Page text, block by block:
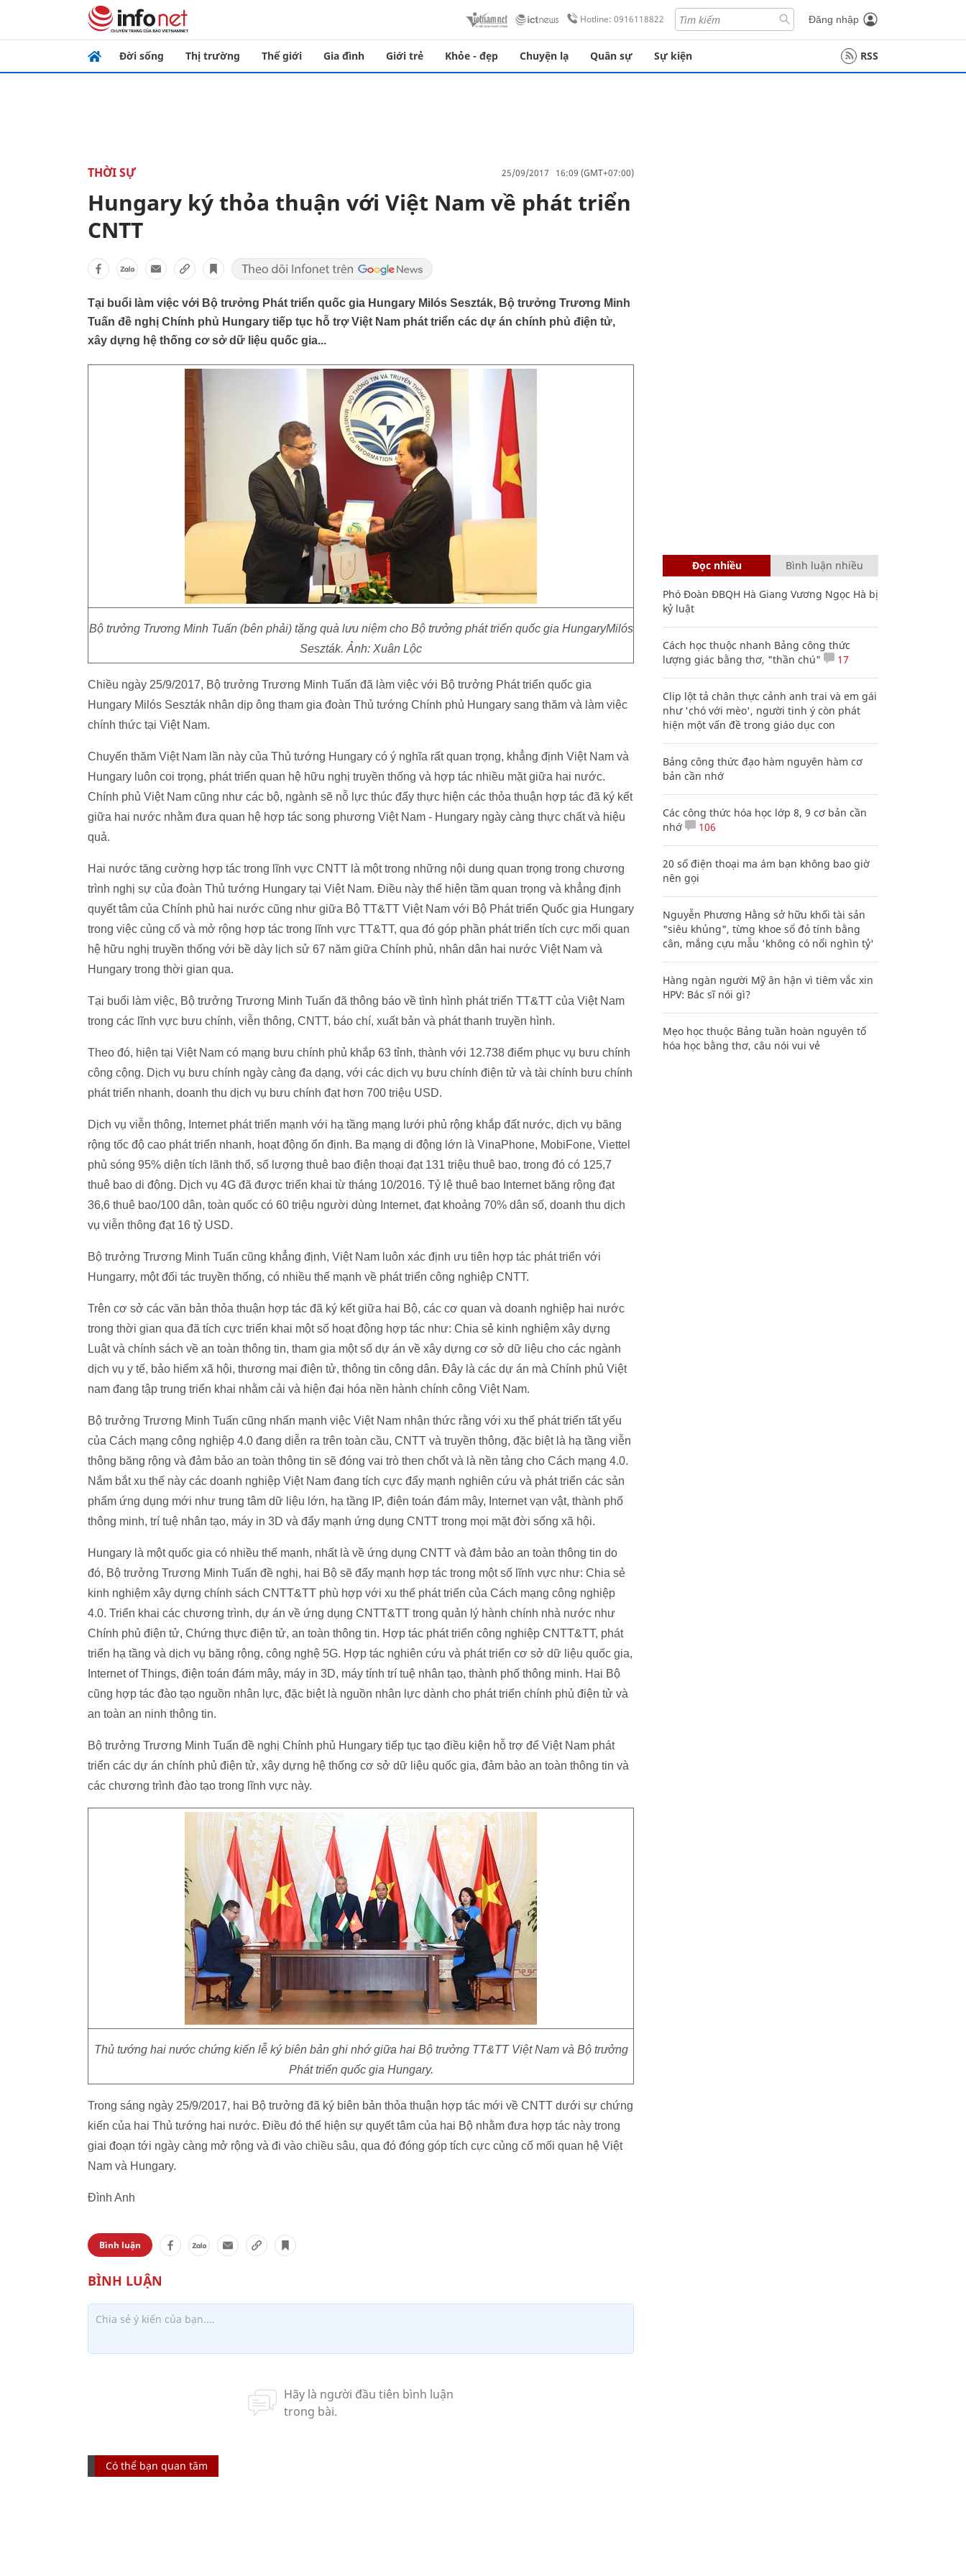
Hotline: 0916118822 Đăng nhập
Đời sống Thị trường Thế giới Gia đình Giới trẻ Khỏe - đẹp Chuyện lạ Quân sự Sự kiện RSS
THỜI SỰ 25/09/2017 16:09 (GMT+07:00)
Hungary ký thỏa thuận với Việt Nam về phát triển
CNTT
Tại buổi làm việc với Bộ trưởng Phát triển quốc gia Hungary Milós Seszták, Bộ trưởng Trương Minh
Tuấn đề nghị Chính phủ Hungary tiếp tục hỗ trợ Việt Nam phát triển các dự án chính phủ điện tử,
xây dựng hệ thống cơ sở dữ liệu quốc gia...
Bộ trưởng Trương Minh Tuấn (bên phải) tặng quà lưu niệm cho Bộ trưởng phát triển quốc gia HungaryMilós
Seszták. Ảnh: Xuân Lộc
Chiều ngày 25/9/2017, Bộ trưởng Trương Minh Tuấn đã làm việc với Bộ trưởng Phát triển quốc gia
Hungary Milós Seszták nhân dịp ông tham gia đoàn Thủ tướng Chính phủ Hungary sang thăm và làm việc
chính thức tại Việt Nam.
Chuyến thăm Việt Nam lần này của Thủ tướng Hungary có ý nghĩa rất quan trọng, khẳng định Việt Nam và
Hungary luôn coi trọng, phát triển quan hệ hữu nghị truyền thống và hợp tác nhiều mặt giữa hai nước.
Chính phủ Việt Nam cũng như các bộ, ngành sẽ nỗ lực thúc đẩy thực hiện các thỏa thuận hợp tác đã ký kết
giữa hai nước nhằm đưa quan hệ hợp tác song phương Việt Nam - Hungary ngày càng thực chất và hiệu
quả.
Hai nước tăng cường hợp tác trong lĩnh vực CNTT là một trong những nội dung quan trọng trong chương
trình nghị sự của đoàn Thủ tướng Hungary tại Việt Nam. Điều này thể hiện tầm quan trọng và khẳng định
quyết tâm của Chính phủ hai nước cũng như giữa Bộ TT&TT Việt Nam với Bộ Phát triển Quốc gia Hungary
trong việc củng cố và mở rộng hợp tác trong lĩnh vực TT&TT, qua đó góp phần phát triển tích cực mối quan
hệ hữu nghị truyền thống với bề dày lịch sử 67 năm giữa Chính phủ, nhân dân hai nước Việt Nam và
Hungary trong thời gian qua.
Tại buổi làm việc, Bộ trưởng Trương Minh Tuấn đã thông báo về tình hình phát triển TT&TT của Việt Nam
trong các lĩnh vực bưu chính, viễn thông, CNTT, báo chí, xuất bản và phát thanh truyền hình.
Theo đó, hiện tại Việt Nam có mạng bưu chính phủ khắp 63 tỉnh, thành với 12.738 điểm phục vụ bưu chính
công cộng. Dịch vụ bưu chính ngày càng đa dạng, với các dịch vụ bưu chính điện tử và tài chính bưu chính
phát triển nhanh, doanh thu dịch vụ bưu chính đạt hơn 700 triệu USD.
Dịch vụ viễn thông, Internet phát triển mạnh với hạ tầng mạng lưới phủ rộng khắp đất nước, dịch vụ băng
rộng tốc độ cao phát triển nhanh, hoạt động ổn định. Ba mạng di động lớn là VinaPhone, MobiFone, Viettel
phủ sóng 95% diện tích lãnh thổ, số lượng thuê bao điện thoại đạt 131 triệu thuê bao, trong đó có 125,7
thuê bao di động. Dịch vụ 4G đã được triển khai từ tháng 10/2016. Tỷ lệ thuê bao Internet băng rộng đạt
36,6 thuê bao/100 dân, toàn quốc có 60 triệu người dùng Internet, đạt khoảng 70% dân số, doanh thu dịch
vụ viễn thông đạt 16 tỷ USD.
Bộ trưởng Trương Minh Tuấn cũng khẳng định, Việt Nam luôn xác định ưu tiên hợp tác phát triển với
Hungarry, một đối tác truyền thống, có nhiều thế mạnh về phát triển công nghiệp CNTT.
Trên cơ sở các văn bản thỏa thuận hợp tác đã ký kết giữa hai Bộ, các cơ quan và doanh nghiệp hai nước
trong thời gian qua đã tích cực triển khai một số hoạt động hợp tác như: Chia sẻ kinh nghiệm xây dựng
Luật và chính sách về an toàn thông tin, tham gia một số dự án về xây dựng cơ sở dữ liệu cho các ngành
dịch vụ y tế, bảo hiểm xã hội, thương mại điện tử, thông tin công dân. Đây là các dự án mà Chính phủ Việt
nam đang tập trung triển khai nhằm cải và hiện đại hóa nền hành chính công Việt Nam.
Bộ trưởng Trương Minh Tuấn cũng nhấn mạnh việc Việt Nam nhận thức rằng với xu thế phát triển tất yếu
của Cách mạng công nghiệp 4.0 đang diễn ra trên toàn cầu, CNTT và truyền thông, đặc biệt là hạ tầng viễn
thông băng rộng và đảm bảo an toàn thông tin sẽ đóng vai trò then chốt và là nền tảng cho Cách mạng 4.0.
Nắm bắt xu thế này các doanh nghiệp Việt Nam đang tích cực đẩy mạnh nghiên cứu và phát triển các sản
phẩm ứng dụng mới như trung tâm dữ liệu lớn, hạ tầng IP, điện toán đám mây, Internet vạn vật, thành phố
thông minh, trí tuệ nhân tạo, máy in 3D và đẩy mạnh ứng dụng CNTT trong mọi mặt đời sống xã hội.
Hungary là một quốc gia có nhiều thế mạnh, nhất là về ứng dụng CNTT và đảm bảo an toàn thông tin do
đó, Bộ trưởng Trương Minh Tuấn đề nghị, hai Bộ sẽ đẩy mạnh hợp tác trong một số lĩnh vực như: Chia sẻ
kinh nghiệm xây dựng chính sách CNTT&TT phù hợp với xu thế phát triển của Cách mạng công nghiệp
4.0. Triển khai các chương trình, dự án về ứng dụng CNTT&TT trong quản lý hành chính nhà nước như
Chính phủ điện tử, Chứng thực điện tử, an toàn thông tin. Hợp tác phát triển công nghiệp CNTT&TT, phát
triển hạ tầng và dịch vụ băng rộng, công nghệ 5G. Hợp tác nghiên cứu và phát triển cơ sở dữ liệu quốc gia,
Internet of Things, điện toán đám mây, máy in 3D, máy tính trí tuệ nhân tạo, thành phố thông minh. Hai Bộ
cũng hợp tác đào tạo nguồn nhân lực, đặc biệt là nguồn nhân lực dành cho phát triển chính phủ điện tử và
an toàn an ninh thông tin.
Bộ trưởng Trương Minh Tuấn đề nghị Chính phủ Hungary tiếp tục tạo điều kiện hỗ trợ để Việt Nam phát
triển các dự án chính phủ điện tử, xây dựng hệ thống cơ sở dữ liệu quốc gia, đảm bảo an toàn thông tin và
các chương trình đào tạo trong lĩnh vực này.
Thủ tướng hai nước chứng kiến lễ ký biên bản ghi nhớ giữa hai Bộ trưởng TT&TT Việt Nam và Bộ trưởng
Phát triển quốc gia Hungary.
Trong sáng ngày 25/9/2017, hai Bộ trưởng đã ký biên bản thỏa thuận hợp tác mới về CNTT dưới sự chứng
kiến của hai Thủ tướng hai nước. Điều đó thể hiện sự quyết tâm của hai Bộ nhằm đưa hợp tác này trong
giai đoạn tới ngày càng mở rộng và đi vào chiều sâu, qua đó đóng góp tích cực củng cố mối quan hệ Việt
Nam và Hungary.
Đình Anh
Bình luận
Có thể bạn quan tâm
Đọc nhiều Bình luận nhiều
Phó Đoàn ĐBQH Hà Giang Vương Ngọc Hà bị
kỷ luật
Cách học thuộc nhanh Bảng công thức
lượng giác bằng thơ, "thần chú"
17
Clip lột tả chân thực cảnh anh trai và em gái
như 'chó với mèo', người tinh ý còn phát
hiện một vấn đề trong giáo dục con
Bảng công thức đạo hàm nguyên hàm cơ
bản cần nhớ
Các công thức hóa học lớp 8, 9 cơ bản cần
nhớ
106
20 số điện thoại ma ám bạn không bao giờ
nên gọi
Nguyễn Phương Hằng sở hữu khối tài sản
"siêu khủng", từng khoe sổ đỏ tính bằng
cân, mắng cựu mẫu 'không có nổi nghìn tỷ'
Hàng ngàn người Mỹ ân hận vì tiêm vắc xin
HPV: Bác sĩ nói gì?
Mẹo học thuộc Bảng tuần hoàn nguyên tố
hóa học bằng thơ, câu nói vui vẻ